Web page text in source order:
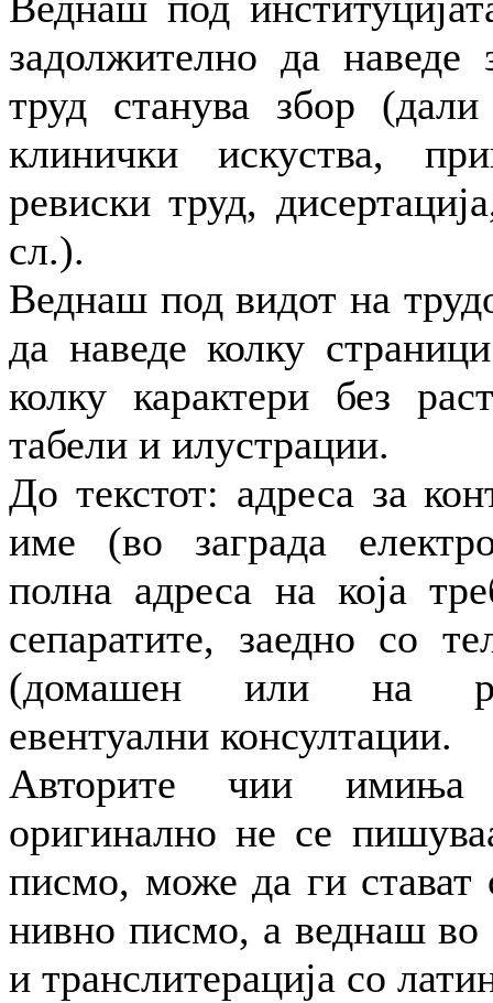
задолжително да наведе
труд станува збор
клинички искуства,
ревиски труд,
сл.).
Веднаш под видот на
да наведе колку
колку карактери без
табели и илустрации.
До текстот: адреса за
име (во заграда
полна адреса на која
сепаратите, заедно со
(домашен или на
евентуални консултации.
Авторите чии
оригинално не се
писмо, може да ги стават
нивно писмо, а веднаш во
и транслитерација со